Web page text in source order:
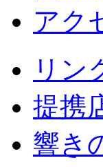
アク
リン
提携
響き